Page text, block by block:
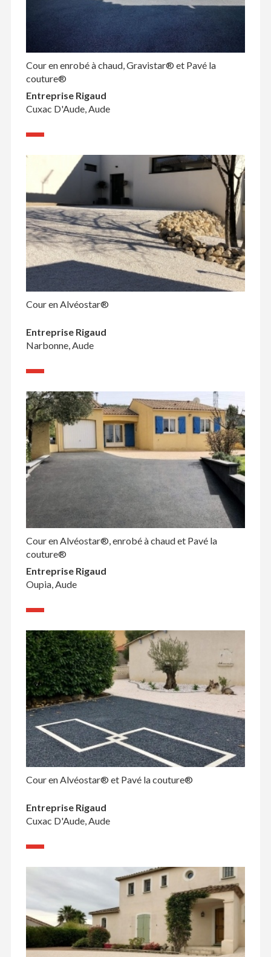
Cour en enrobé à chaud, Gravistar® et Pavé la
couture®
Entreprise Rigaud
Cuxac D'Aude, Aude
Cour en Alvéostar®
Entreprise Rigaud
Narbonne, Aude
Cour en Alvéostar®, enrobé à chaud et Pavé la
couture®
Entreprise Rigaud
Oupia, Aude
Cour en Alvéostar® et Pavé la couture®
Entreprise Rigaud
Cuxac D'Aude, Aude